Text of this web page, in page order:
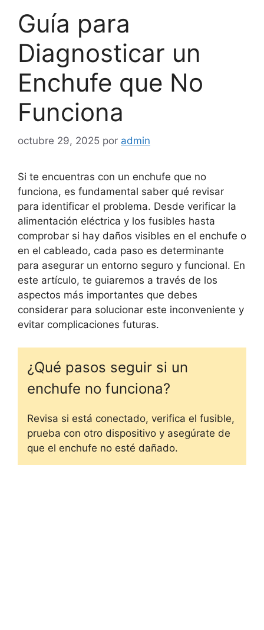
Guía para
Diagnosticar un
Enchufe que No
Funciona
octubre 29, 2025 por admin
Si te encuentras con un enchufe que no
funciona, es fundamental saber qué revisar
para identificar el problema. Desde verificar la
alimentación eléctrica y los fusibles hasta
comprobar si hay daños visibles en el enchufe o
en el cableado, cada paso es determinante
para asegurar un entorno seguro y funcional. En
este artículo, te guiaremos a través de los
aspectos más importantes que debes
considerar para solucionar este inconveniente y
evitar complicaciones futuras.
¿Qué pasos seguir si un
enchufe no funciona?
Revisa si está conectado, verifica el fusible,
prueba con otro dispositivo y asegúrate de
que el enchufe no esté dañado.